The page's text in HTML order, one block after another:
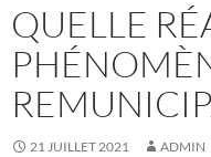
QUELLE
21 JUILLET 2021 ADMIN